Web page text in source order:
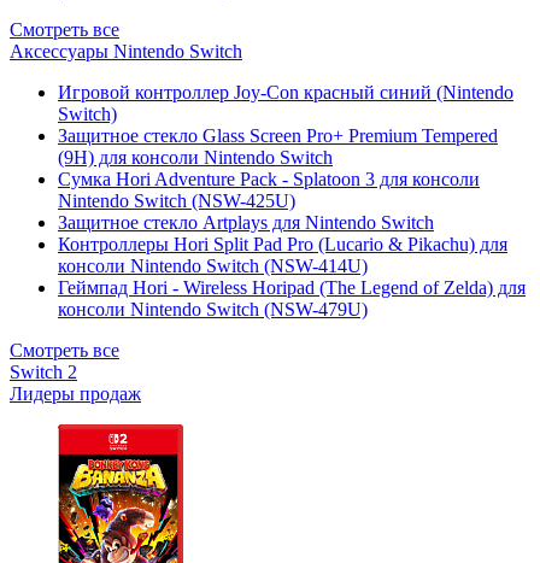
Смотреть все
Аксессуары Nintendo Switch
Игровой контроллер Joy-Con красный синий (Nintendo
Switch)
Защитное стекло Glass Screen Pro+ Premium Tempered
(9H) для консоли Nintendo Switch
Сумка Hori Adventure Pack - Splatoon 3 для консоли
Nintendo Switch (NSW-425U)
Защитное стекло Artplays для Nintendo Switch
Контроллеры Hori Split Pad Pro (Lucario & Pikachu) для
консоли Nintendo Switch (NSW-414U)
Геймпад Hori - Wireless Horipad (The Legend of Zelda) для
консоли Nintendo Switch (NSW-479U)
Смотреть все
Switch 2
Лидеры продаж